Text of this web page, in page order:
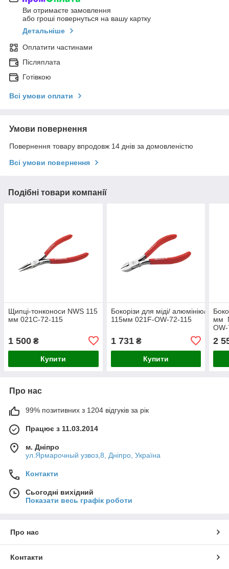
Ви отримаєте замовлення
або гроші повернуться на вашу картку
Детальніше
Оплатити частинами
Післяплата
Готівкою
Всі умови оплати
Умови повернення
Повернення товару впродовж 14 днів за домовленістю
Всі умови повернення
Подібні товари компанії
Щипці-тонконоси NWS 115
мм 021C-72-115
1 500 ₴
Купити
Бокорізи для міді/ алюмінію/
115мм 021F-OW-72-115
1 731₴
Купити
мм
2
Про нас
99% позитивних з 1204 відгуків за рік
Працює з 11.03.2014
м. Дніпро
ул.Ярмарочный узвоз,8, Дніпро, Україна
Контакти
Сьогодні вихідний
Показати весь графік роботи
Про нас
Контакти